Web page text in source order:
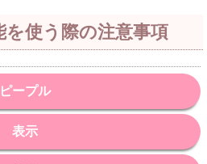
を使う際の注意事項
ピープル
表示